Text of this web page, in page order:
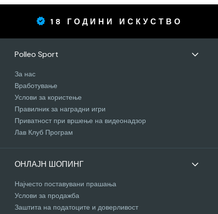
18 ГОДИНИ ИСКУСТВО
Polleo Sport
За нас
Вработување
Услови за користење
Правилник за наградни игри
Приватност при вршење на видеонадзор
Лав Клуб Програм
ОНЛАЈН ШОПИНГ
Најчесто поставувани прашања
Услови за продажба
Заштита на податоците и доверливост